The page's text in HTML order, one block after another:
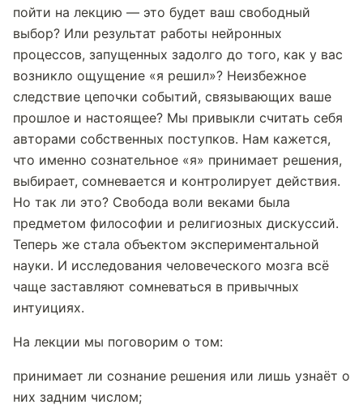
пойти на лекцию — это будет ваш свободный
выбор? Или результат работы нейронных
процессов, запущенных задолго до того, как у вас
возникло ощущение «я решил»? Неизбежное
следствие цепочки событий, связывающих ваше
прошлое и настоящее? Мы привыкли считать себя
авторами собственных поступков. Нам кажется,
что именно сознательное «я» принимает решения,
выбирает, сомневается и контролирует действия.
Но так ли это? Свобода воли веками была
предметом философии и религиозных дискуссий.
Теперь же стала объектом экспериментальной
науки. И исследования человеческого мозга всё
чаще заставляют сомневаться в привычных
интуициях.
На лекции мы поговорим о том:
принимает ли сознание решения или лишь узнаёт о
них задним числом;